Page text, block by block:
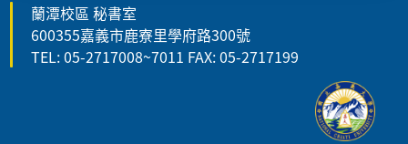
蘭潭校區 秘書室
600355嘉義市鹿寮里學府路300號
TEL: 05-2717008~7011 FAX: 05-2717199